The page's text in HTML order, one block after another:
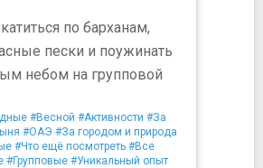
по барханам,
пески и поужинать
небом на групповой
#Весной #Активности #За
#ОАЭ #За городом и природа
#Что ещё посмотреть #Все
#Групповые #Уникальный опыт